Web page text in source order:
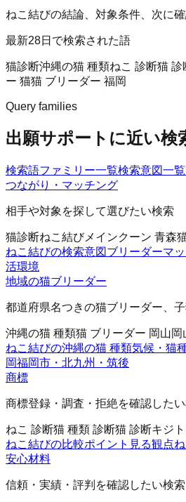
ねこ結びの結論、対象条件、次に
最新28日で検索された語
猫診断沖縄の猫 種類ねこ 診断猫 診
ー 猫猫 ブリーダー 福岡
Query families
出願サポートに近い検
検索語ファミリー一覧検索意図一覧
つながり・マッチング
相手や対象を探して選びたい検索
猫診断ねこ結びメインクーン 青森
ねこ結びの検索意図 ブリーダーマ
活環境
地域の猫ブリーダー
都道府県名つきの猫ブリーダー、
沖縄の猫 種類猫 ブリーダー 岡山岡
ねこ結びの沖縄の猫 種類気候・猫
岡福岡市・北九州・筑後
商標
商標登録・調査・拒絶を確認した
ねこ 診断猫 種類 診断猫 診断キジ
ねこ結びの比較ポイント 見る観点
安心材料
信頼・実績・評判を確認したい検索